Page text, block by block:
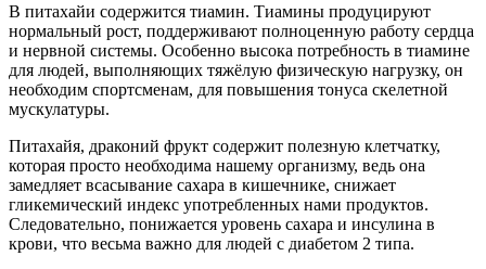
В питахайи содержится тиамин. Тиамины продуцируют
нормальный рост, поддерживают полноценную работу сердца
и нервной системы. Особенно высока потребность в тиамине
для людей, выполняющих тяжёлую физическую нагрузку, он
необходим спортсменам, для повышения тонуса скелетной
мускулатуры.
Питахайя, драконий фрукт содержит полезную клетчатку,
которая просто необходима нашему организму, ведь она
замедляет всасывание сахара в кишечнике, снижает
гликемический индекс употребленных нами продуктов.
Следовательно, понижается уровень сахара и инсулина в
крови, что весьма важно для людей с диабетом 2 типа.